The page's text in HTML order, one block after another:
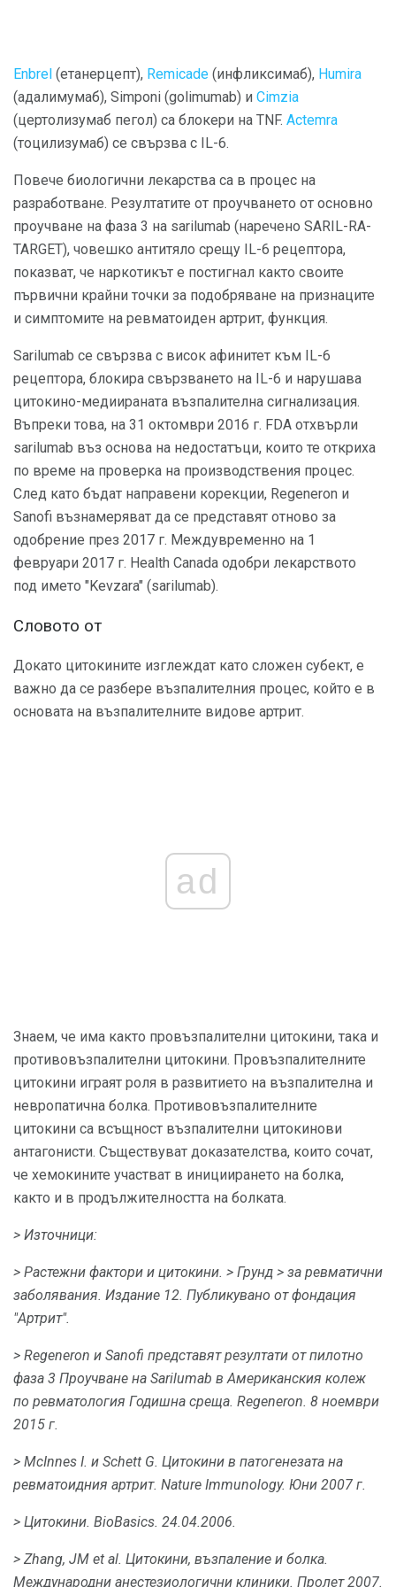
Enbrel (етанерцепт), Remicade (инфликсимаб), Humira
(адалимумаб), Simponi (golimumab) и Cimzia
(цертолизумаб пегол) са блокери на TNF. Actemra
(тоцилизумаб) се свързва с IL-6.
Повече биологични лекарства са в процес на
разработване. Резултатите от проучването от основно
проучване на фаза 3 на sarilumab (наречено SARIL-RA-
TARGET), човешко антитяло срещу IL-6 рецептора,
показват, че наркотикът е постигнал както своите
първични крайни точки за подобряване на признаците
и симптомите на ревматоиден артрит, функция.
Sarilumab се свързва с висок афинитет към IL-6
рецептора, блокира свързването на IL-6 и нарушава
цитокино-медиираната възпалителна сигнализация.
Въпреки това, на 31 октомври 2016 г. FDA отхвърли
sarilumab въз основа на недостатъци, които те откриха
по време на проверка на производствения процес.
След като бъдат направени корекции, Regeneron и
Sanofi възнамеряват да се представят отново за
одобрение през 2017 г. Междувременно на 1
февруари 2017 г. Health Canada одобри лекарството
под името "Kevzara" (sarilumab).
Словото от
Докато цитокините изглеждат като сложен субект, е
важно да се разбере възпалителния процес, който е в
основата на възпалителните видове артрит.
ad
Знаем, че има както провъзпалителни цитокини, така и
противовъзпалителни цитокини. Провъзпалителните
цитокини играят роля в развитието на възпалителна и
невропатична болка. Противовъзпалителните
цитокини са всъщност възпалителни цитокинови
антагонисти. Съществуват доказателства, които сочат,
че хемокините участват в инициирането на болка,
както и в продължителността на болката.
> Източници:
> Растежни фактори и цитокини. > Грунд > за ревматични
заболявания. Издание 12. Публикувано от фондация
"Артрит".
> Regeneron и Sanofi представят резултати от пилотно
фаза 3 Проучване на Sarilumab в Американския колеж
по ревматология Годишна среща. Regeneron. 8 ноември
2015 г.
> McInnes I. и Schett G. Цитокини в патогенезата на
ревматоидния артрит. Nature Immunology. Юни 2007 г.
> Цитокини. BioBasics. 24.04.2006.
> Zhang, JM et al. Цитокини, възпаление и болка.
Международни анестезиологични клиники. Пролет 2007.